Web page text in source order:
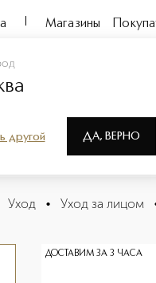
другой ДА, ВЕРНО
Магазины
Парфюмерия
тонер с
Уход • Уход за лицом
ДОСТАВИМ ЗА 3 ЧАСА